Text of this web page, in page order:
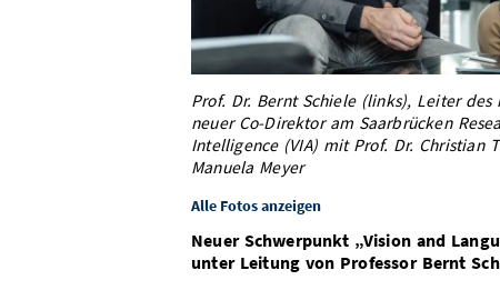
Prof. Dr. Bernt Schiele (links), Leiter des
neuer Co-Direktor am Saarbrücken
Intelligence (VIA) mit Prof. Dr. Christian
Manuela Meyer
Alle Fotos anzeigen
Neuer Schwerpunkt „Vision and
unter Leitung von Professor Bernt